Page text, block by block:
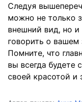
Следуя
можно не только
внешний вид, но и
говорить о вашем
Помните, что
вы всегда будете
своей красотой и